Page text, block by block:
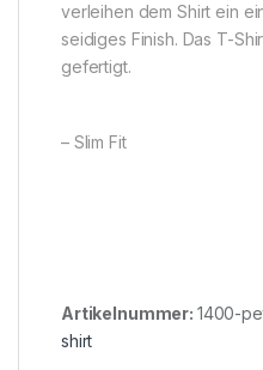
verleihen dem Shirt ein
seidiges Finish. Das T-
gefertigt.
– Slim Fit
Artikelnummer: 1400-
shirt